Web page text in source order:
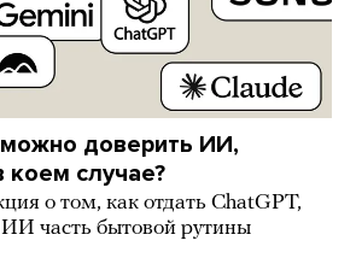
доверить ИИ,
коем случае?
о том, как отдать ChatGPT,
часть бытовой рутины